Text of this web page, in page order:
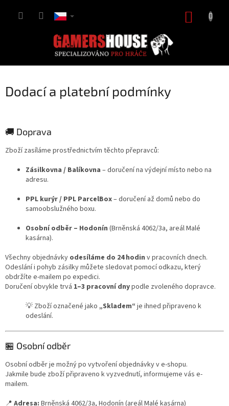
Dodací a platební podmínky
🚚 Doprava
Zboží zasíláme prostřednictvím těchto přepravců:
Zásilkovna / Balíkovna – doručení na výdejní místo nebo na
adresu.
PPL kurýr / PPL ParcelBox– doručení až domů nebo do
samoobslužného boxu.
Osobní odběr – Hodonín (Brněnská 4062/3a, areál Malé
kasárna).
Všechny objednávky odesíláme do 24 hodin v pracovních dnech.
Odeslání i pohyb zásilky můžete sledovat pomocí odkazu, který
obdržíte e-mailem po expedici.
Doručení obvykle trvá 1–3 pracovní dnypodle zvoleného dopravce.
💡 Zboží označené jako „Skladem“ je ihned připraveno k
odeslání.
🏪 Osobní odběr
Osobní odběr je možný po vytvoření objednávky v e-shopu.
Jakmile bude zboží připraveno k vyzvednutí, informujeme vás e-
mailem.
📍 Adresa: Brněnská 4062/3a, Hodonín (areál Malé kasárna)